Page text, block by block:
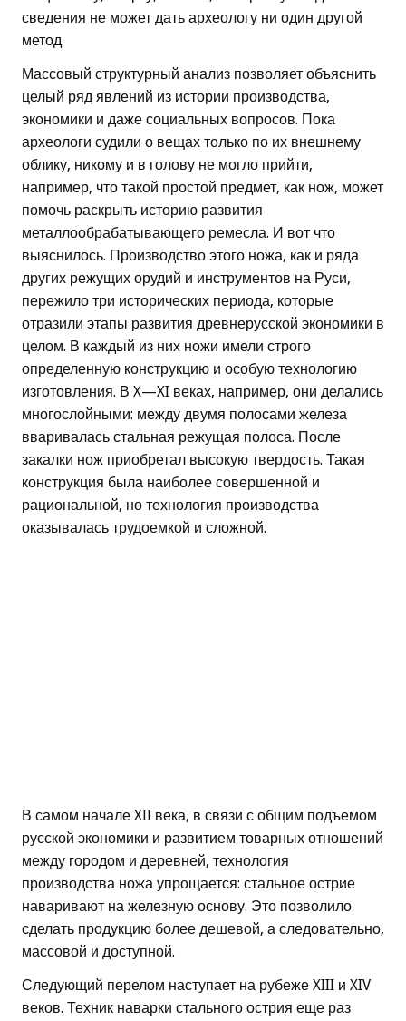
сведения не может дать археологу ни один другой
метод.
Массовый структурный анализ позволяет объяснить
целый ряд явлений из истории производства,
экономики и даже социальных вопросов. Пока
археологи судили о вещах только по их внешнему
облику, никому и в голову не могло прийти,
например, что такой простой предмет, как нож, может
помочь раскрыть историю развития
металлообрабатывающего ремесла. И вот что
выяснилось. Производство этого ножа, как и ряда
других режущих орудий и инструментов на Руси,
пережило три исторических периода, которые
отразили этапы развития древнерусской экономики в
целом. В каждый из них ножи имели строго
определенную конструкцию и особую технологию
изготовления. В X—XI веках, например, они делались
многослойными: между двумя полосами железа
вваривалась стальная режущая полоса. После
закалки нож приобретал высокую твердость. Такая
конструкция была наиболее совершенной и
рациональной, но технология производства
оказывалась трудоемкой и сложной.
В самом начале XII века, в связи с общим подъемом
русской экономики и развитием товарных отношений
между городом и деревней, технология
производства ножа упрощается: стальное острие
наваривают на железную основу. Это позволило
сделать продукцию более дешевой, а следовательно,
массовой и доступной.
Следующий перелом наступает на рубеже XIII и XIV
веков. Техник наварки стального острия еще раз